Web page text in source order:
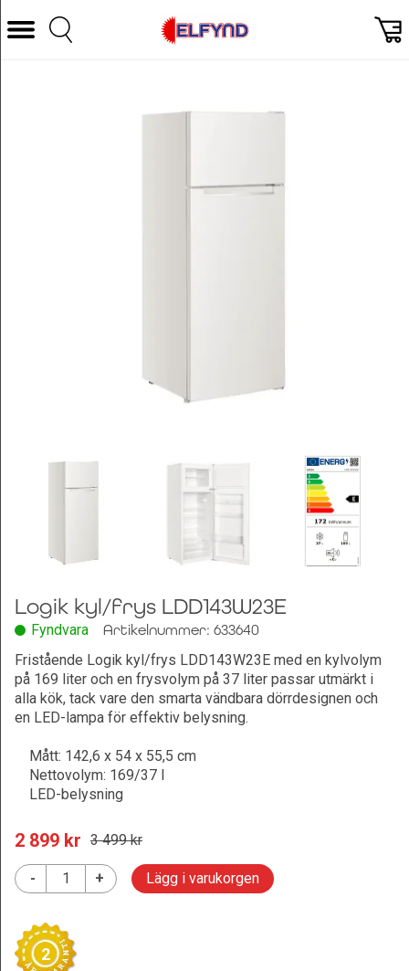
Välj Kategori
Logik kyl/frys LDD143W23E
Fyndvara
Artikelnummer: 633640
Fristående Logik kyl/frys LDD143W23E med en kylvolym
på 169 liter och en frysvolym på 37 liter passar utmärkt i
alla kök, tack vare den smarta vändbara dörrdesignen och
en LED-lampa för effektiv belysning.
Mått: 142,6 x 54 x 55,5 cm
Nettovolym: 169/37 l
LED-belysning
2 899 kr 3 499 kr
- + Lägg i varukorgen
2